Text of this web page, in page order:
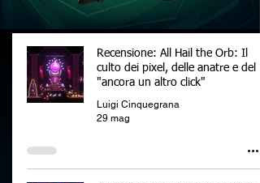
Recensione: All Hail the Orb: Il
culto dei pixel, delle anatre e del
"ancora un altro click"
Luigi Cinquegrana
29 mag